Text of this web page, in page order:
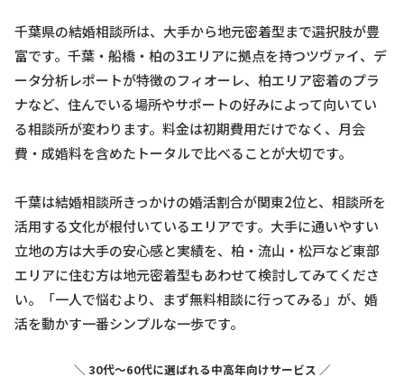
千葉県の結婚相談所は、大手から地元密着型まで選択肢が豊
富です。千葉・船橋・柏の3エリアに拠点を持つツヴァイ、デ
ータ分析レポートが特徴のフィオーレ、柏エリア密着のプラ
ナなど、住んでいる場所やサポートの好みによって向いてい
る相談所が変わります。料金は初期費用だけでなく、月会
費・成婚料を含めたトータルで比べることが大切です。
千葉は結婚相談所きっかけの婚活割合が関東2位と、相談所を
活用する文化が根付いているエリアです。大手に通いやすい
立地の方は大手の安心感と実績を、柏・流山・松戸など東部
エリアに住む方は地元密着型もあわせて検討してみてくださ
い。「一人で悩むより、まず無料相談に行ってみる」が、婚
活を動かす一番シンプルな一歩です。
＼ 30代〜60代に選ばれる中高年向けサービス ／